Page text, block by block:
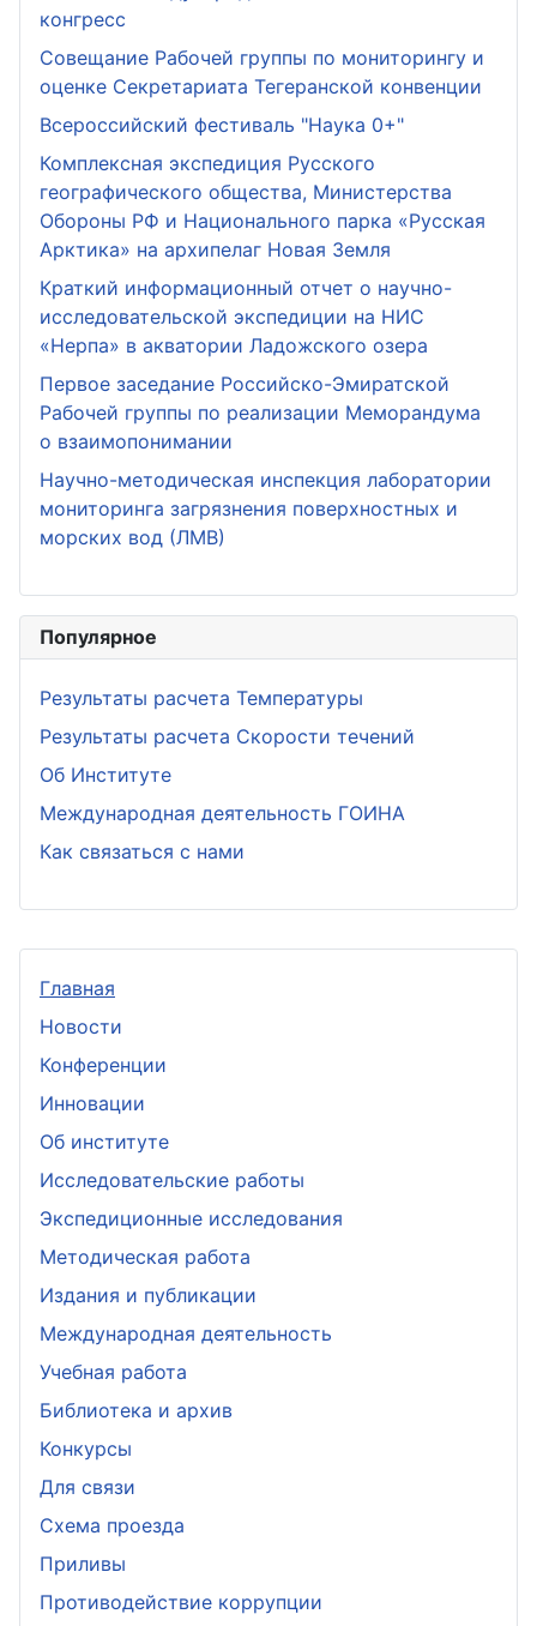
Главная
Новости
Конференции
Инновации
Об институте
Исследовательские работы
Экспедиционные исследования
Методическая работа
Издания и публикации
Международная деятельность
Учебная работа
Библиотека и архив
Конкурсы
Для связи
Схема проезда
Приливы
Противодействие коррупции
конгресс
Совещание Рабочей группы по мониторингу и
оценке Секретариата Тегеранской конвенции
Всероссийский фестиваль "Наука 0+"
Комплексная экспедиция Русского
географического общества, Министерства
Обороны РФ и Национального парка «Русская
Арктика» на архипелаг Новая Земля
Краткий информационный отчет о научно-
исследовательской экспедиции на НИС
«Нерпа» в акватории Ладожского озера
Первое заседание Российско-Эмиратской
Рабочей группы по реализации Меморандума
о взаимопонимании
Научно-методическая инспекция лаборатории
мониторинга загрязнения поверхностных и
морских вод (ЛМВ)
Популярное
Результаты расчета Температуры
Результаты расчета Скорости течений
Об Институте
Международная деятельность ГОИНА
Как связаться с нами